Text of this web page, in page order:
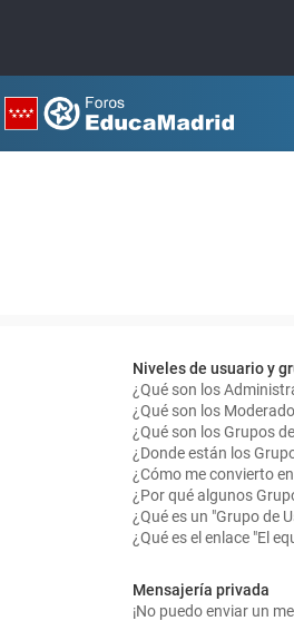
Niveles de usuario y
¿Qué son los
¿Qué son los
¿Qué son los Grupos
¿Donde están los
¿Cómo me convierto
¿Por qué algunos
¿Qué es un "Grupo de
¿Qué es el enlace "El
Mensajería privada
¡No puedo enviar un